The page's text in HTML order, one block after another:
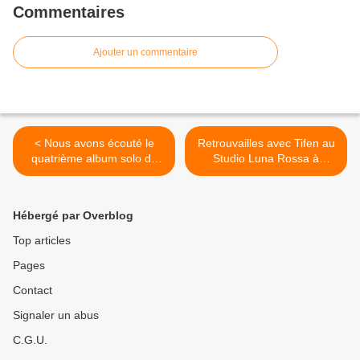
Commentaires
Ajouter un commentaire
< Nous avons écouté le
quatrième album solo de
Niall Horan !
Retrouvailles avec Tifen au
Studio Luna Rossa à
l’occasion de la parution de
Hébergé par Overblog
Top articles
Pages
Contact
Signaler un abus
C.G.U.